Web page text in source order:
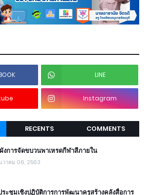
LINE
Instagram
RECENTS COMMENTS
งการจัดขบวนพาเหรดกีฬาสีภายใน
วาคม 06, 2563
ระชุมเชิงปฏิบัติการการพัฒนาครูสร้างคลังสื่อการ